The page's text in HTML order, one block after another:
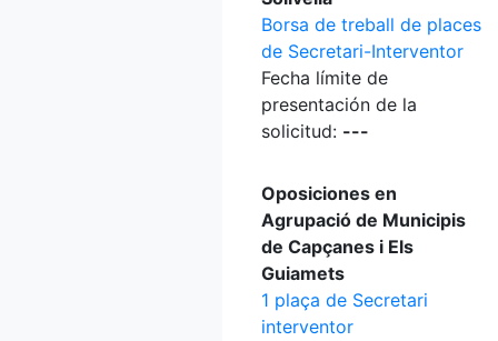
Borsa de treball de places
de Secretari-Interventor
Fecha límite de
presentación de la
solicitud: ---
Oposiciones en
Agrupació de Municipis
de Capçanes i Els
Guiamets
1 plaça de Secretari
interventor